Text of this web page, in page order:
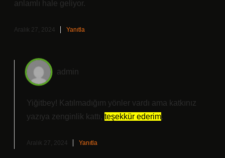
anlamlı hale geliyor.
Aralık 27, 2024 Yanıtla
admin
Yiğitbey! Katılmadığım yönler vardı ama katkınız
yazıya zenginlik kattı, teşekkür ederim.
Aralık 27, 2024 Yanıtla